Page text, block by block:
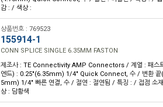
감 : / 색상 :
상품번호 : 769523
155914-1
CONN SPLICE SINGLE 6.35MM FASTON
제조사 : TE Connectivity AMP Connectors / 계열 : 패스
엔드) : 0.25"(6.35mm) 1/4" Quick Connect, 수 / 변환 끝(
5mm) 1/4" 빠른 연결, 수 / 절연 : 절연됨 / 특징 : / 접점 소
상 : 담황색